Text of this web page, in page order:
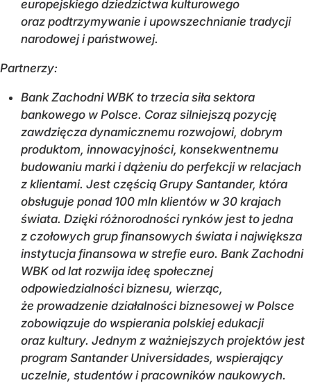
europejskiego dziedzictwa kulturowego
oraz podtrzymywanie i upowszechnianie tradycji
narodowej i państwowej.
Partnerzy:
Bank Zachodni WBK to trzecia siła sektora
bankowego w Polsce. Coraz silniejszą pozycję
zawdzięcza dynamicznemu rozwojowi, dobrym
produktom, innowacyjności, konsekwentnemu
budowaniu marki i dążeniu do perfekcji w relacjach
z klientami. Jest częścią Grupy Santander, która
obsługuje ponad 100 mln klientów w 30 krajach
świata. Dzięki różnorodności rynków jest to jedna
z czołowych grup finansowych świata i największa
instytucja finansowa w strefie euro. Bank Zachodni
WBK od lat rozwija ideę społecznej
odpowiedzialności biznesu, wierząc,
że prowadzenie działalności biznesowej w Polsce
zobowiązuje do wspierania polskiej edukacji
oraz kultury. Jednym z ważniejszych projektów jest
program Santander Universidades, wspierający
uczelnie, studentów i pracowników naukowych.